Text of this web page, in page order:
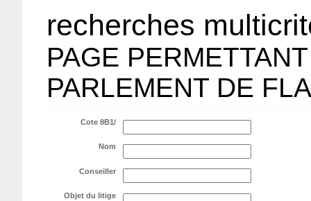
recherches
PAGE
PARLEMENT DE
Cote 8B1/
Nom
Conseiller
Objet du litige